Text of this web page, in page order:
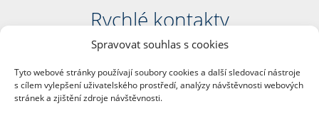
Spravovat souhlas s cookies
Tyto webové stránky používají soubory cookies a další sledovací nástroje
s cílem vylepšení uživatelského prostředí, analýzy návštěvnosti webových
stránek a zjištění zdroje návštěvnosti.
Rychlé kontakty
Filozofická fakulta
nám. Jana Palacha 1/2
116 38 Praha 1